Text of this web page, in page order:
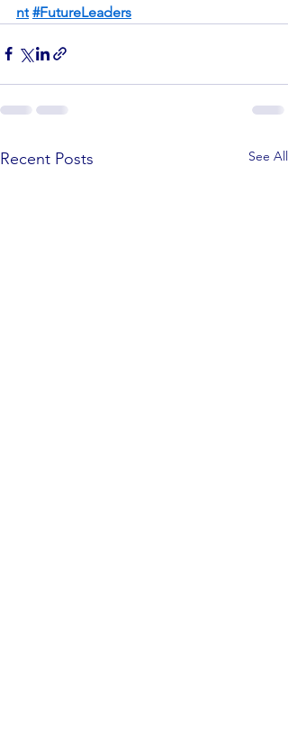
nt #FutureLeaders
Recent Posts See All